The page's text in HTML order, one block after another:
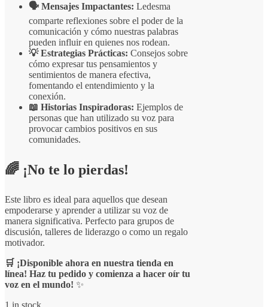
🗣️ Mensajes Impactantes: Ledesma
comparte reflexiones sobre el poder de la
comunicación y cómo nuestras palabras
pueden influir en quienes nos rodean.
💡 Estrategias Prácticas: Consejos sobre
cómo expresar tus pensamientos y
sentimientos de manera efectiva,
fomentando el entendimiento y la
conexión.
📖 Historias Inspiradoras: Ejemplos de
personas que han utilizado su voz para
provocar cambios positivos en sus
comunidades.
🌈 ¡No te lo pierdas!
Este libro es ideal para aquellos que desean
empoderarse y aprender a utilizar su voz de
manera significativa. Perfecto para grupos de
discusión, talleres de liderazgo o como un regalo
motivador.
🛒 ¡Disponible ahora en nuestra tienda en
línea! Haz tu pedido y comienza a hacer oír tu
voz en el mundo! ✨
1 in stock